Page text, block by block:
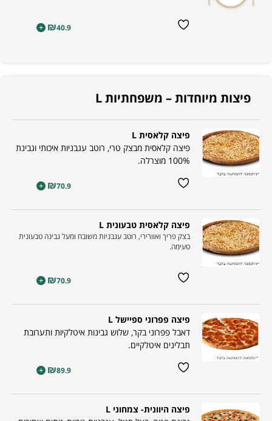
₪40.9
+
פיצות מיוחדות – משפחתיות L
פיצה קלאסית L
פיצה קלאסית מבצק טרי, רוטב עגבניות איכותי וגבינת
100% מוצרלה.
₪70.9
+
פיצה קלאסית טבעונית L
בצק פריך ואוורירי, רוטב עגבניות משובח ומעל גבינה טבעונית
טעימה.
₪70.9
+
פיצה פפרוני ספיישל L
דאבל פפרוני בקר, שלוש גבינות איטלקיות ותערובת
תבלינים איטלקיים.
₪89.9
+
פיצה היוונית- צמחוני L